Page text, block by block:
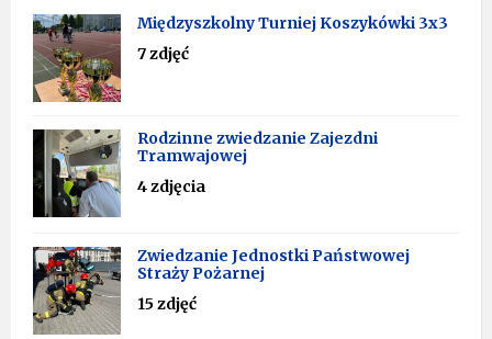
Międzyszkolny Turniej Koszykówki 3x3
7 zdjęć
Rodzinne zwiedzanie Zajezdni
Tramwajowej
4 zdjęcia
Zwiedzanie Jednostki Państwowej
Straży Pożarnej
15 zdjęć